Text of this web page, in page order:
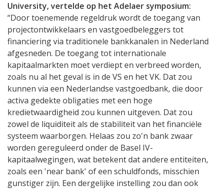
University, vertelde op het Adelaer symposium:
“Door toenemende regeldruk wordt de toegang van
projectontwikkelaars en vastgoedbeleggers tot
financiering via traditionele bankkanalen in Nederland
afgesneden. De toegang tot internationale
kapitaalmarkten moet verdiept en verbreed worden,
zoals nu al het geval is in de VS en het VK. Dat zou
kunnen via een Nederlandse vastgoedbank, die door
activa gedekte obligaties met een hoge
kredietwaardigheid zou kunnen uitgeven. Dat zou
zowel de liquiditeit als de stabiliteit van het financiële
systeem waarborgen. Helaas zou zo'n bank zwaar
worden gereguleerd onder de Basel IV-
kapitaalwegingen, wat betekent dat andere entiteiten,
zoals een 'near bank' of een schuldfonds, misschien
gunstiger zijn. Een dergelijke instelling zou dan ook